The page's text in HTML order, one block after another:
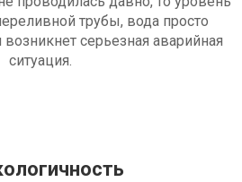
трубы, вода просто
возникнет серьезная аварийная
ситуация.